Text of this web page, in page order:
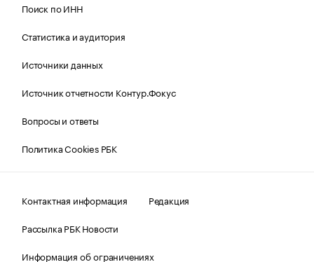
Поиск по ИНН
Статистика и аудитория
Источники данных
Источник отчетности Контур.Фокус
Вопросы и ответы
Политика Cookies РБК
Контактная информация
Редакция
Рассылка РБК Новости
Информация об ограничениях